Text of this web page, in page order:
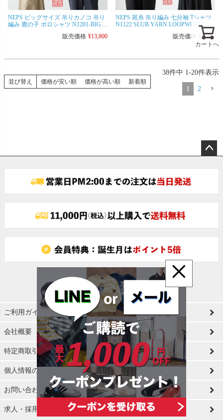
NEPS ビッグサイズ 吊りカノコ 吊り
編み 鹿の子 ポロシャツ N1201-BIG
SHIRT ネップス 日本製販売価格 ¥13,800
NEPS 斑糸 吊り編み 七分袖 Tシャツ
N1122 SLUB YARN LOOPWHEEL
TEE ネップス むら糸/落綿/リサイク
販売価格 ¥ 5,280
並び替え 価格が安い順 価格が高い順 新着順
38件中 1-20件表示
1 2
カートへ
×
へ
ご利用ガイド
会社概要
特定商取引法に基づく表示
個人情報の取扱
お問い合わせ
求人・採用